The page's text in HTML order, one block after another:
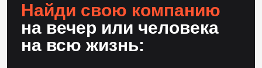
Найди свою компанию
на вечер или человека
на всю жизнь: